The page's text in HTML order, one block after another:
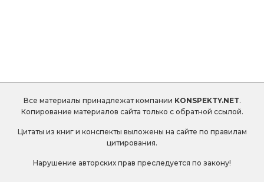
Все материалы принадлежат компании KONSPEKTY.NET.
Копирование материалов сайта только с обратной ссылой.
Цитаты из книг и конспекты выложены на сайте по правилам
цитирования.
Нарушение авторских прав преследуется по закону!